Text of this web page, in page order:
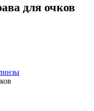
для очков